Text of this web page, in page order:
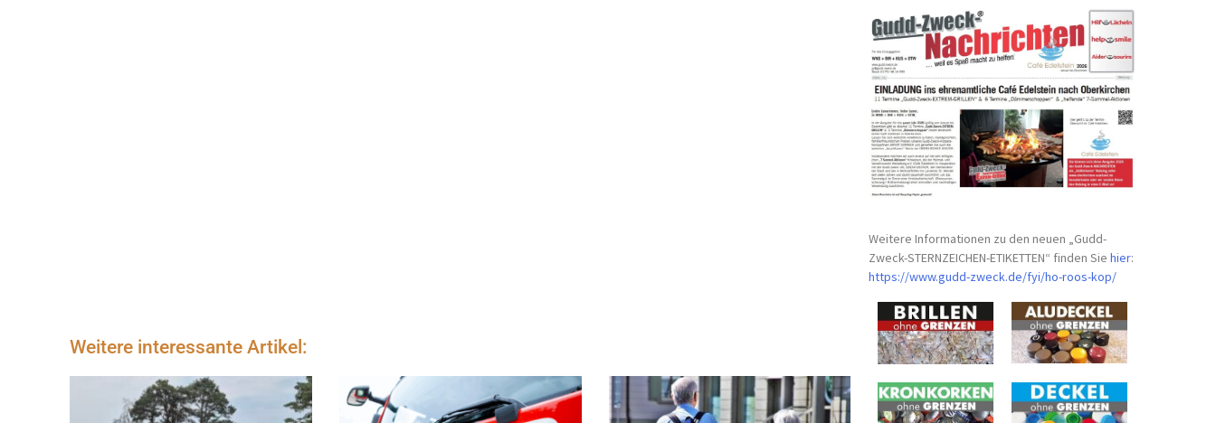
Weitere interessante Artikel:
Weitere Informationen zu den neuen „Gudd-
Zweck-STERNZEICHEN-ETIKETTEN“ finden Siehier:
https://www.gudd-zweck.de/fyi/ho-roos-kop/